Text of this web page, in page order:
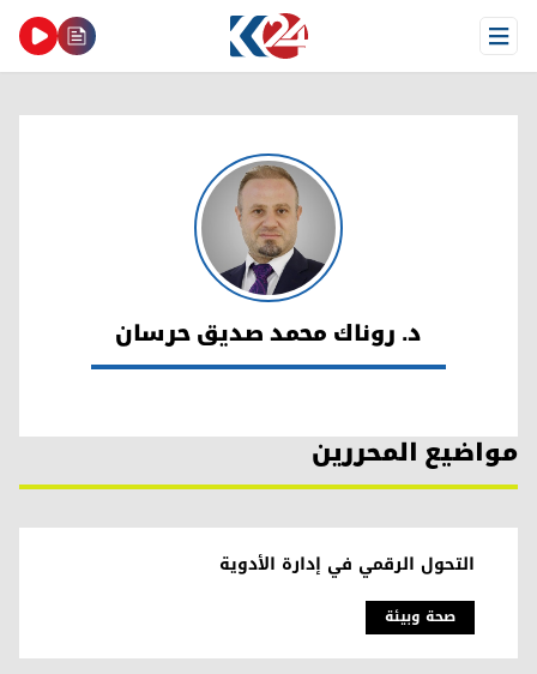
Open Menu
د. روناك محمد صديق حرسان
د. روناك محمد صديق حرسان
مواضيع المحررين
صحة وبیئة
التحول الرقمي في إدارة الأدوية